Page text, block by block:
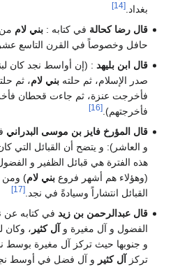
بغداد.[14]
قال رضا كحالة في كتابه :بني لام من
حافل وخصوصاً في القرن التاسع
قال ابن بليهد : (إن أواسط نجد كان
صدر الإسلام، ثم حلتهبني لام، ثم
فأخرجت عنزة، ثم جاءت قحطان
فأخرجتهم).[16]
قال المؤرخ فايز بن موسى البدراني
و العاشر): و يتضح أن القبائل التي
هذه الفترة هي قبائل الظفير و
(وهؤلاء هم أشهر فروعبني لام) ومن
القبائل انتشاراً وسيادةً في نجد.[17]
قال عبدالرحمن بن زيد في كتابه عن
الفضول و آل مغيرة و آل كثير ،
و جنوبها حيث تركز آل مغيرة بوسط
تركز
آل كثير و آل فضل في أوسط